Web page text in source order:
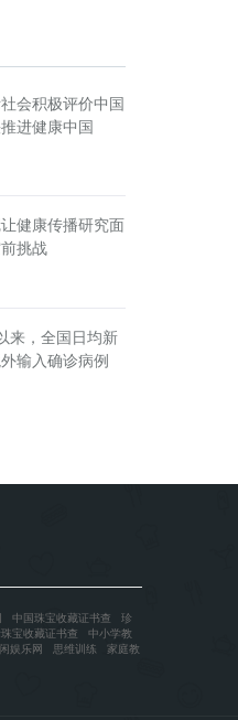
会积极评价中国
进健康中国
健康传播研究面
挑战
来，全国日均新
输入确诊病例
中国珠宝收藏证书查
珍
宝收藏证书查
中小学教
娱乐网 思维训练
家庭教